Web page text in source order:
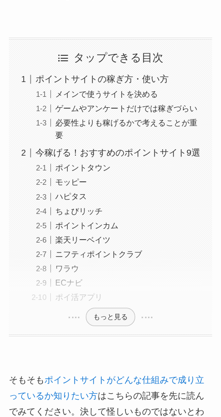
タップできる目次
ポイントサイトの稼ぎ方・使い方
メインで使うサイトを決める
ゲームやアンケートだけでは稼ぎづらい
必要性よりも稼げるかで考えることが重
要
今稼げる！おすすめのポイントサイト9選
ポイントタウン
モッピー
ハピタス
ちょびリッチ
ポイントインカム
楽天リーベイツ
ニフティポイントクラブ
ワラウ
ECナビ
ポイ活アプリ
もっと見る
そもそも ポイントサイトがどんな仕組みで成り立
っているか知りたい方はこちらの記事を先に読ん
でみてください。決して怪しいものではないとわ